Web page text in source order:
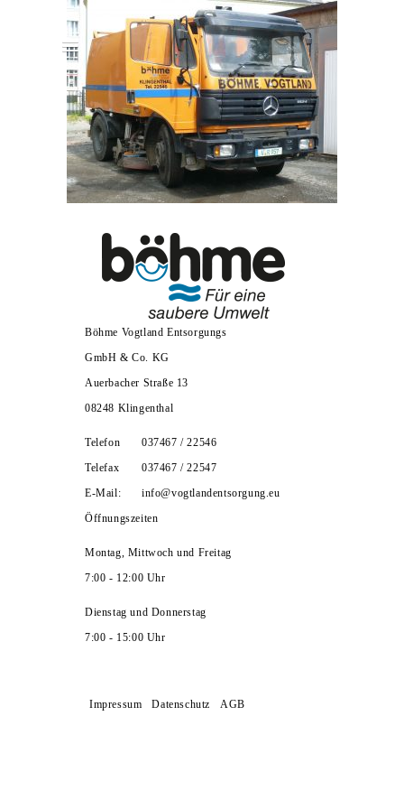
Böhme Vogtland Entsorgungs
GmbH & Co. KG
Auerbacher Straße 13
08248 Klingenthal
Telefon
037467 / 22546
Telefax
037467 / 22547
E-Mail:
info@vogtlandentsorgung.eu
Öffnungszeiten
Montag, Mittwoch und Freitag
7:00 - 12:00 Uhr
Dienstag und Donnerstag
7:00 - 15:00 Uhr
Impressum Datenschutz AGB